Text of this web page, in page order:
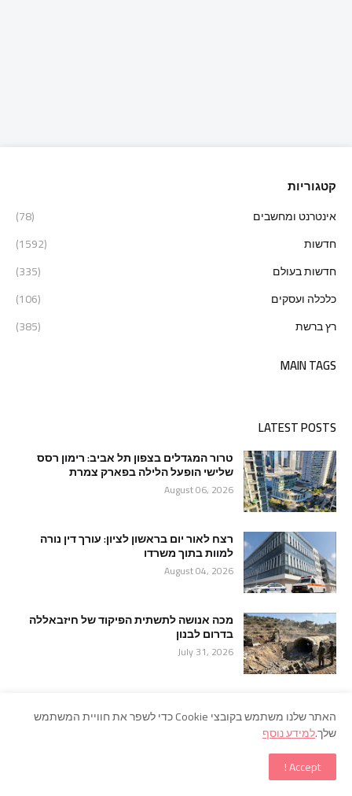
קטגוריות
אינטרנט ומחשבים
(78)
חדשות
(1592)
חדשות בעולם
(335)
כלכלה ועסקים
(106)
רץ ברשת
(385)
MAIN TAGS
LATEST POSTS
טרור המגדלים בצפון תל אביב: רימון רסס
שלישי הופעל הלילה בפארק צמרת
August 06, 2026
רצח לאור יום בראשון לציון: עורך דין נורה
למוות בתוך משרדו
August 04, 2026
מכה אנושה לתשתית הפיקוד של חיזבאללה
בדרום לבנון
July 31, 2026
POPULAR POSTS
האתר שלנו משתמש בקובצי Cookie כדי לשפר את חוויית המשתמש
שלך.למידע נוסף
Accept !